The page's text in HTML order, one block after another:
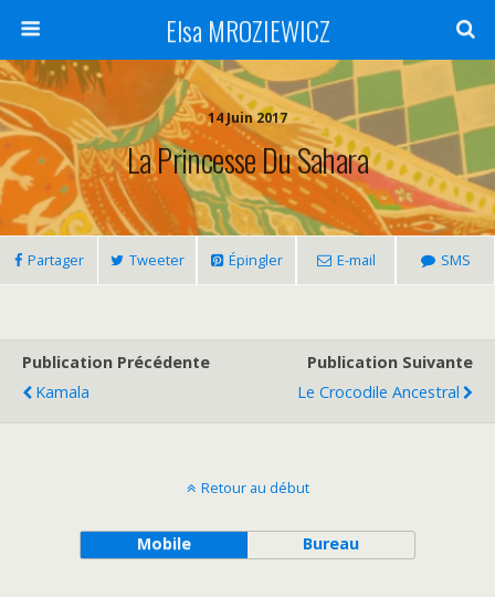
Elsa MROZIEWICZ
14 Juin 2017
La Princesse Du Sahara
Partager Tweeter Épingler E-mail SMS
Publication Précédente
Kamala
Publication Suivante
Le Crocodile Ancestral
Retour au début
Mobile Bureau